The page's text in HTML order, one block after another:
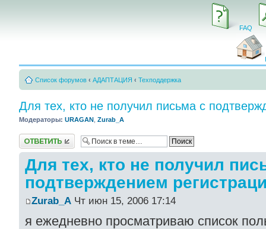
FAQ
Список форумов ‹ АДАПТАЦИЯ ‹ Техподдержка
Для тех, кто не получил письма с
Модераторы: URAGAN Zurab_A
Ответить
Для тех, кто не получил
подтверждением
Zurab_A Чт июн 15, 2006 17:14
я ежедневно просматриваю список